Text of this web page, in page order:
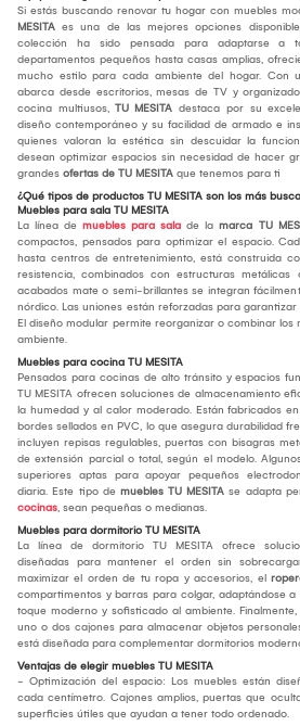
Si estás buscando renovar tu hogar con muebles
MESITA es una de las mejores opciones
colección ha sido pensada para adaptarse a
departamentos pequeños hasta casas amplias,
mucho estilo para cada ambiente del hogar. Con
abarca desde escritorios, mesas de TV y
cocina multiusos, TU MESITA destaca por su
diseño contemporáneo y su facilidad de armado e
quienes valoran la estética sin descuidar la
desean optimizar espacios sin necesidad de hacer
grandes ofertas de TU MESITA que tenemos para ti
¿Qué tipos de productos TU MESITA son los más
Muebles para sala TU MESITA
La línea de muebles para sala de la marca TU
compactos, pensados para optimizar el espacio.
hasta centros de entretenimiento, está construida
resistencia, combinados con estructuras metálicas
acabados mate o semi-brillantes se integran
nórdico. Las uniones están reforzadas para
El diseño modular permite reorganizar o combinar los
ambiente.
Muebles para cocina TU MESITA
Pensados para cocinas de alto tránsito y espacios
TU MESITA ofrecen soluciones de almacenamiento
la humedad y al calor moderado. Están fabricados
bordes sellados en PVC, lo que asegura durabilidad
incluyen repisas regulables, puertas con bisagras
de extensión parcial o total, según el modelo.
superiores aptas para apoyar pequeños
diaria. Este tipo de muebles TU MESITA se adapta
cocinas, sean pequeñas o medianas.
Muebles para dormitorio TU MESITA
La línea de dormitorio TU MESITA ofrece
diseñadas para mantener el orden sin
maximizar el orden de tu ropa y accesorios, el
compartimentos y barras para colgar, adaptándose
toque moderno y sofisticado al ambiente. Finalmente,
uno o dos cajones para almacenar objetos
está diseñada para complementar dormitorios
Ventajas de elegir muebles TU MESITA
- Optimización del espacio: Los muebles están
cada centímetro. Cajones amplios, puertas que
superficies útiles que ayudan a tener todo ordenado.